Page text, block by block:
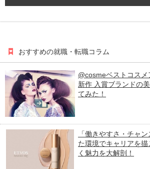
おすすめの就職・転職コラム
@cosmeベストコス
新作 入賞ブランドの
てみた！
「働きやすさ・チャ
た環境でキャリアを
く魅力を大解剖！